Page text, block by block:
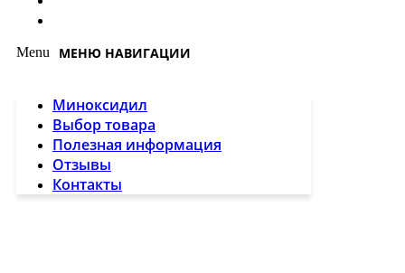
Menu
Миноксидил
Выбор товара
Полезная информация
Отзывы
Контакты